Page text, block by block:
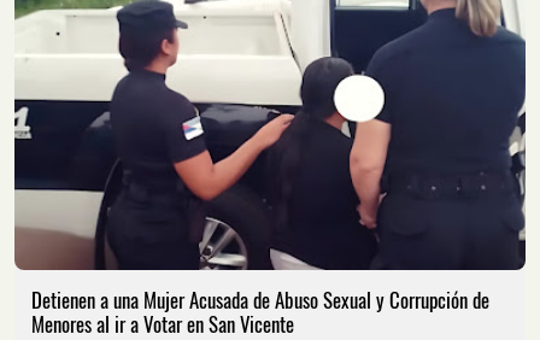
Detienen a una Mujer Acusada de Abuso Sexual y Corrupción de
Menores al ir a Votar en San Vicente